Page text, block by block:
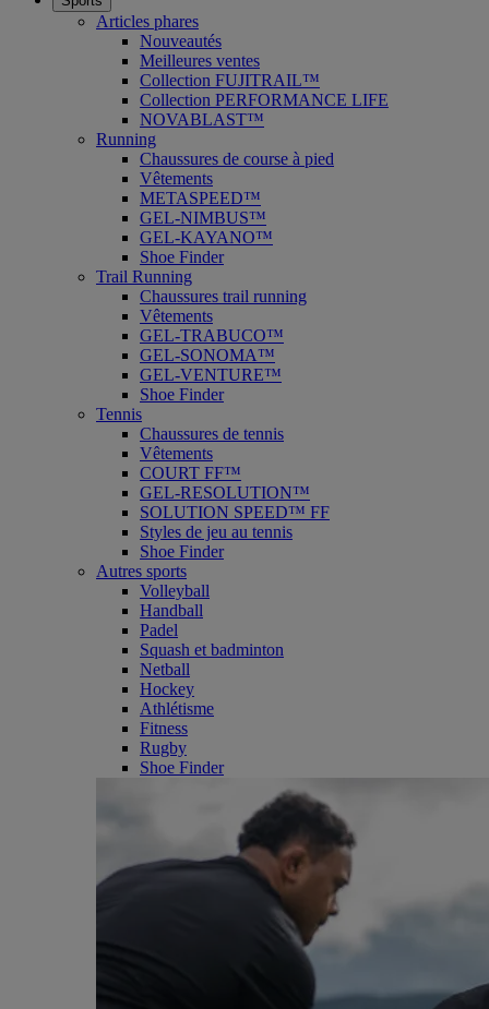
Articles phares
Nouveautés
Meilleures ventes
Collection FUJITRAIL™
Collection PERFORMANCE LIFE
NOVABLAST™
Running
Chaussures de course à pied
Vêtements
METASPEED™
GEL-NIMBUS™
GEL-KAYANO™
Shoe Finder
Trail Running
Chaussures trail running
Vêtements
GEL-TRABUCO™
GEL-SONOMA™
GEL-VENTURE™
Shoe Finder
Tennis
Chaussures de tennis
Vêtements
COURT FF™
GEL-RESOLUTION™
SOLUTION SPEED™ FF
Styles de jeu au tennis
Shoe Finder
Autres sports
Volleyball
Handball
Padel
Squash et badminton
Netball
Hockey
Athlétisme
Fitness
Rugby
Shoe Finder